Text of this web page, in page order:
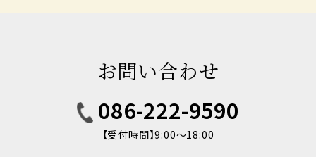
お問い合わせ
086-222-9590
【受付時間】9:00〜18:00